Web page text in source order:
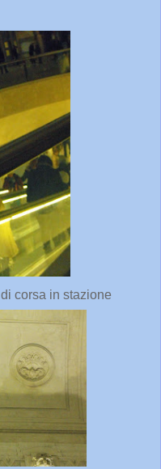
corsa in stazione